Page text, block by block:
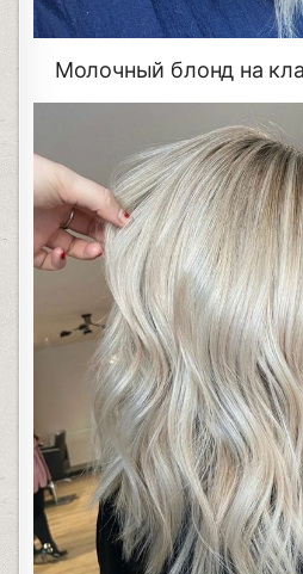
Молочный блонд на